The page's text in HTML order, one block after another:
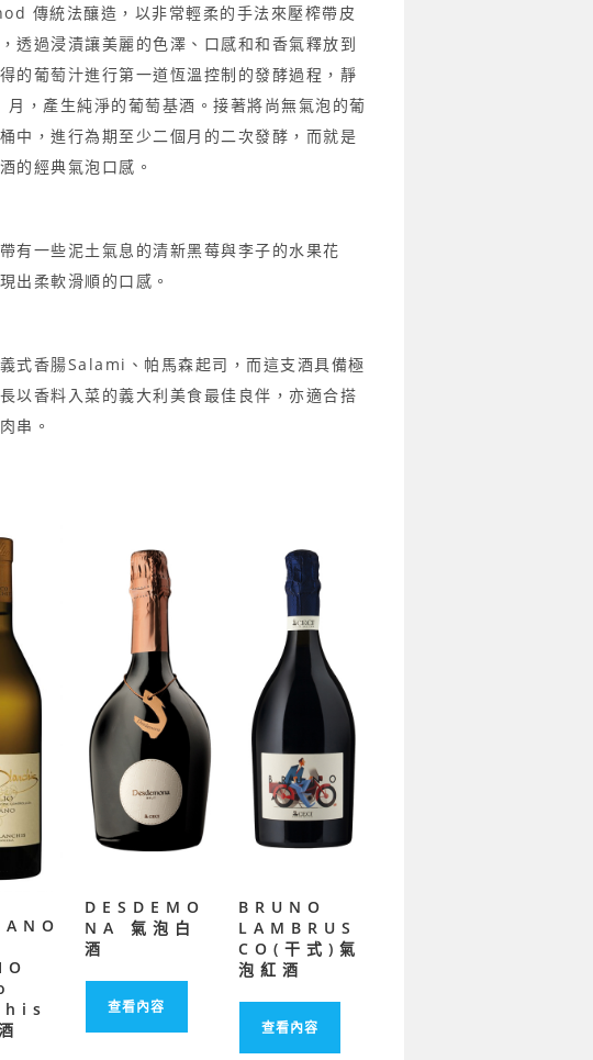
傳統法釀造，以非常輕柔的手法來壓榨帶皮
過浸漬讓美麗的色澤、口感和和香氣釋放到
的葡萄汁進行第一道恆溫控制的發酵過程，靜
，產生純淨的葡萄基酒。接著將尚無氣泡的葡
中，進行為期至少二個月的二次發酵，而就是
的經典氣泡口感。
有一些泥土氣息的清新黑莓與李子的水果花
出柔軟滑順的口感。
式香腸Salami、帕馬森起司，而這支酒具備極
以香料入菜的義大利美食最佳良伴，亦適合搭
串。
DESDEMO
NA 氣泡白
酒
查看內容
BRUNO
LAMBRUS
CO(干式)氣
泡紅酒
查看內容